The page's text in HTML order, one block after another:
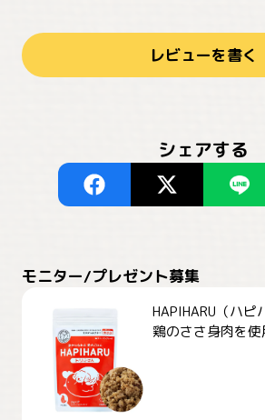
レビューを書く
シェアする
モニター/プレゼント募集
HAPIHARU（ハ
鶏のささ身肉を使